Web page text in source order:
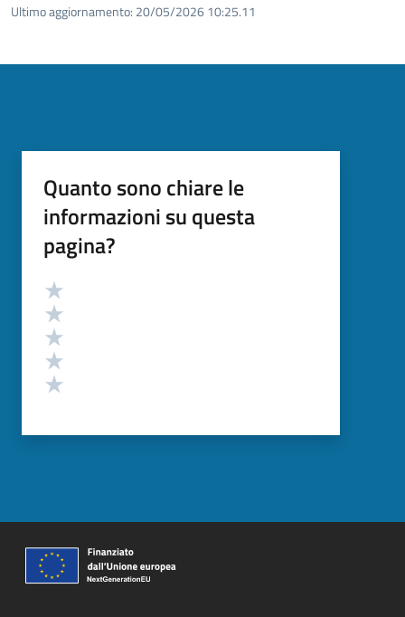
Ultimo aggiornamento: 20/05/2026 10:25.11
Quanto sono chiare le
informazioni su questa
pagina?
Valutazione